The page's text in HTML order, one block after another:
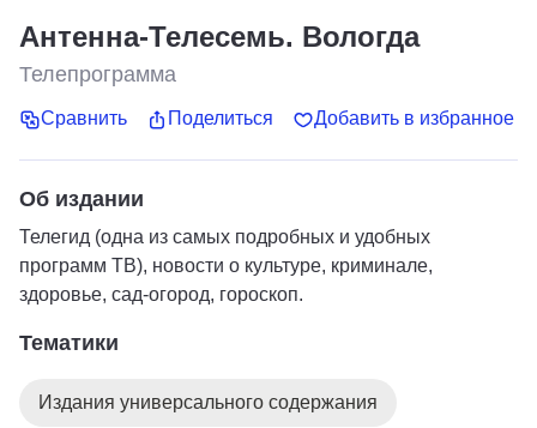
Антенна-Телесемь. Вологда
Телепрограмма
Сравнить Поделиться Добавить в избранное
Об издании
Телегид (одна из самых подробных и удобных
программ ТВ), новости о культуре, криминале,
здоровье, сад-огород, гороскоп.
Тематики
Издания универсального содержания